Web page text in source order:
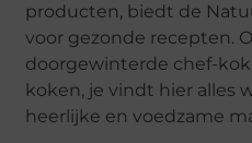
producten, biedt de
voor gezonde recepten.
doorgewinterde chef-
koken, je vindt hier alles
heerlijke en voedzame